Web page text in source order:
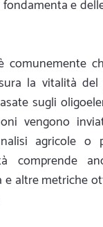
e
comunemente
la vitalità
sugli
vengono
agricole o
comprende
e altre metriche